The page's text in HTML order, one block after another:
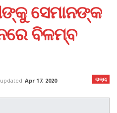
ସେମାନଙ୍କ
ବିଳମ୍ବ
ରାଜ୍ୟ
Apr 17, 2020